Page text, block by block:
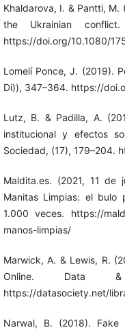
Khaldarova, I. & Pantti,
the Ukrainian
https://doi.org/10.1080/
Lomelí Ponce, J. (2019).
Di)), 347–364. https://
Lutz, B. & Padilla, A.
institucional y efectos
Sociedad, (17), 179–204.
Maldita.es. (2021, 11
Manitas Limpias: el
1.000 veces. https://
manos-limpias/
Marwick, A. & Lewis, R.
Online. Data &
https://datasociety.net/
Narwal, B. (2018).